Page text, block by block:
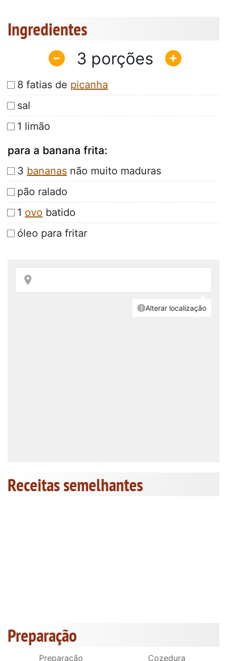
Ingredientes
3
8 fatias de picanha
sal
1 limão
para a banana frita:
3 bananas não muito maduras
pão ralado
1 ovo batido
óleo para fritar
Receitas semelhantes
Preparação
Preparação
Cozedura